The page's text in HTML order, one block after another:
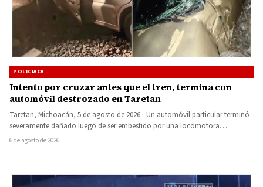
POLICIACA
Intento por cruzar antes que el tren, termina con
automóvil destrozado en Taretan
Taretan, Michoacán, 5 de agosto de 2026.- Un automóvil particular terminó
severamente dañado luego de ser embestido por una locomotora…
6 de agosto de 2026